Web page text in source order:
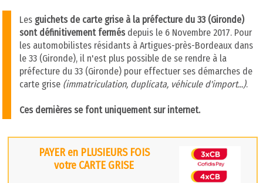
Les guichets de carte grise à la préfecture du 33 (Gironde)
sont définitivement fermésdepuis le 6 Novembre 2017. Pour
les automobilistes résidants à Artigues-près-Bordeaux dans
le 33 (Gironde), il n'est plus possible de se rendre à la
préfecture du 33 (Gironde) pour effectuer ses démarches de
carte grise (immatriculation, duplicata, véhicule d'import...).
Ces dernières se font uniquement sur internet.
PAYER en PLUSIEURS FOIS
votre CARTE GRISE